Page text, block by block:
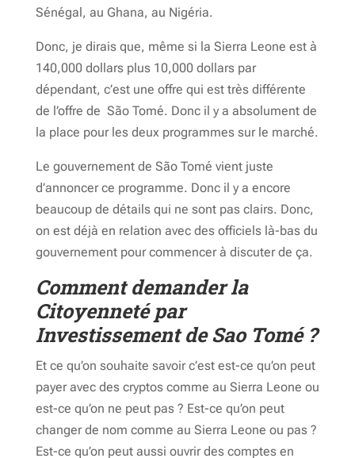
Sénégal, au Ghana, au Nigéria.
Donc, je dirais que, même si la Sierra Leone est à
140,000 dollars plus 10,000 dollars par
dépendant, c’est une offre qui est très différente
de l’offre de São Tomé. Donc il y a absolument de
la place pour les deux programmes sur le marché.
Le gouvernement de São Tomé vient juste
d’annoncer ce programme. Donc il y a encore
beaucoup de détails qui ne sont pas clairs. Donc,
on est déjà en relation avec des officiels là-bas du
gouvernement pour commencer à discuter de ça.
Comment demander la
Citoyenneté par
Investissement de Sao Tomé ?
Et ce qu’on souhaite savoir c’est est-ce qu’on peut
payer avec des cryptos comme au Sierra Leone ou
est-ce qu’on ne peut pas ? Est-ce qu’on peut
changer de nom comme au Sierra Leone ou pas ?
Est-ce qu’on peut aussi ouvrir des comptes en